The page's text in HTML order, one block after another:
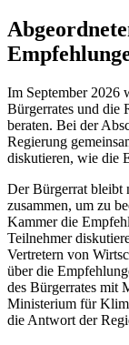
Im September 2026
Bürgerrates und die
beraten. Bei der
Regierung
diskutieren, wie die
Der Bürgerrat bleibt
zusammen, um zu
Kammer die
Teilnehmer
Vertretern von
über die
des Bürgerrates mit
Ministerium für
die Antwort der